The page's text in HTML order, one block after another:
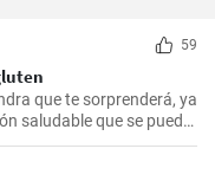
59
que te sorprenderá, ya
saludable que se puede